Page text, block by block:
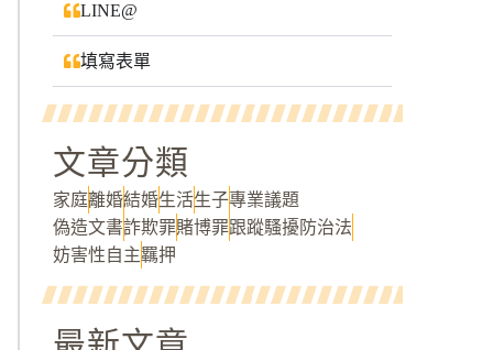
LINE@
填寫表單
文章分類
家庭離婚結婚生活生子專業議題
偽造文書詐欺罪賭博罪跟蹤騷擾防治法
妨害性自主羈押